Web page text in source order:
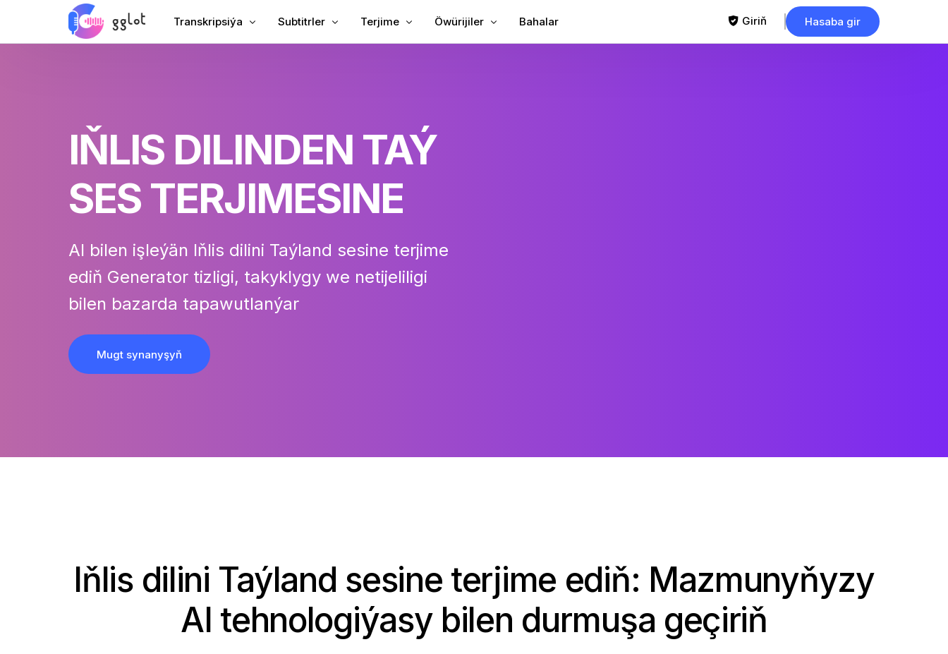
Transkripsiýa
Duşuşygyň transkripsiýasy
Korporatiw ses çykaryjy
Subtitrler
AI Dubbing
VTT dörediji
Terjime Öwürijiler Bahalar Giriň Hasaba gir
IŇLIS DILINDEN TAÝ
SES TERJIMESINE
AI bilen işleýän Iňlis dilini Taýland sesine terjime
ediň Generator tizligi, takyklygy we netijeliligi
bilen bazarda tapawutlanýar
Mugt synanyşyň
Iňlis dilini Taýland sesine terjime ediň: Mazmunyňyzy
AI tehnologiýasy bilen durmuşa geçiriň